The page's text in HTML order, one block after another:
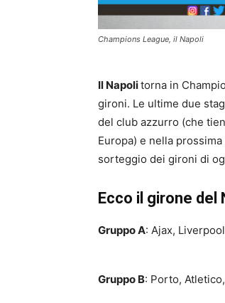
Champions League, il Napoli
Il Napolitorna in
gironi. Le ultime due
del club azzurro (che
Europa) e nella
sorteggio dei gironi di
Ecco il girone del
Gruppo A: Ajax,
Gruppo B: Porto,